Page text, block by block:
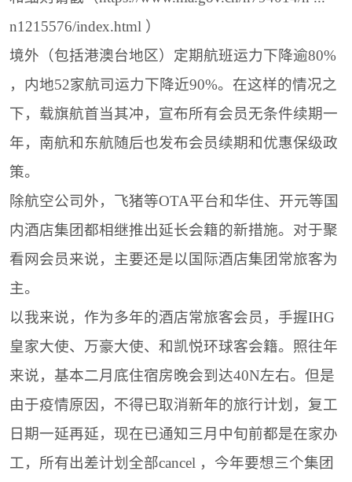
n1215576/index.html ）
境外（包括港澳台地区）定期航班运力下降逾80%
，内地52家航司运力下降近90%。在这样的情况之
下，载旗航首当其冲，宣布所有会员无条件续期一
年，南航和东航随后也发布会员续期和优惠保级政
策。
除航空公司外，飞猪等OTA平台和华住、开元等国
内酒店集团都相继推出延长会籍的新措施。对于聚
看网会员来说，主要还是以国际酒店集团常旅客为
主。
以我来说，作为多年的酒店常旅客会员，手握IHG
皇家大使、万豪大使、和凯悦环球客会籍。照往年
来说，基本二月底住宿房晚会到达40N左右。但是
由于疫情原因，不得已取消新年的旅行计划，复工
日期一延再延，现在已通知三月中旬前都是在家办
工，所有出差计划全部cancel ，今年要想三个集团